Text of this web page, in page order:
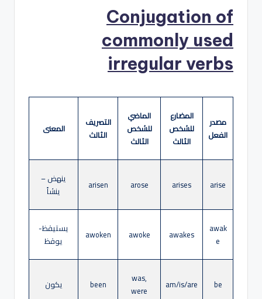
Conjugation of
commonly used
irregular verbs
مصدر
الفعل
المضارع
للشخص
الثالث
الماضي
للشخص
الثالث
التصريف
الثالث
المعنى
arise
arises
arose
arisen
ينهض –
ينشأ
awak
e
awakes
awoke
awoken
يستيقظ-
يوقظ
be
am/is/are
was,
were
been يكون